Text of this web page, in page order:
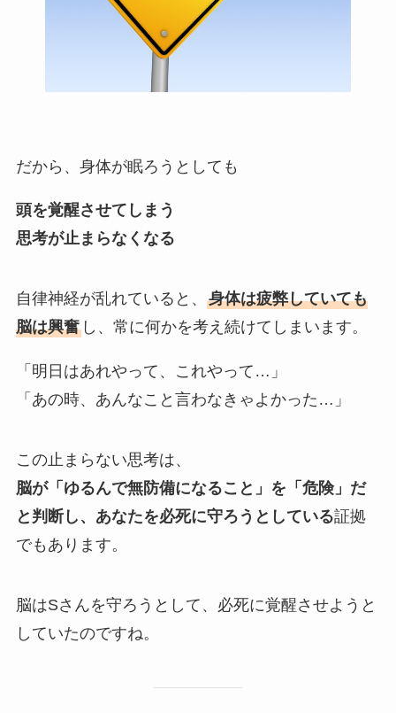
だから、身体が眠ろうとしても
頭を覚醒させてしまう
思考が止まらなくなる
自律神経が乱れていると、 身体は疲弊していても
脳は興奮し、常に何かを考え続けてしまいます。
「明日はあれやって、これやって…」
「あの時、あんなこと言わなきゃよかった…」
この止まらない思考は、
脳が「ゆるんで無防備になること」を「危険」だ
と判断し、あなたを必死に守ろうとしている証拠
でもあります。
脳はSさんを守ろうとして、必死に覚醒させようと
していたのですね。